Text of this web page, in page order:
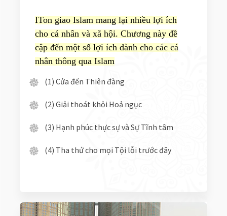
ITon giao Islam mang lại nhiều lợi ích
cho cá nhân và xã hội. Chương này đề
cập đến một số lợi ích dành cho các cá
nhân thông qua Islam
(1) Cửa đến Thiên đàng
(2) Giải thoát khỏi Hoả ngục
(3) Hạnh phúc thực sự và Sự Tĩnh tâm
(4) Tha thứ cho mọi Tội lỗi trước đây